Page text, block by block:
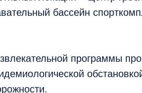
бассейн
программы